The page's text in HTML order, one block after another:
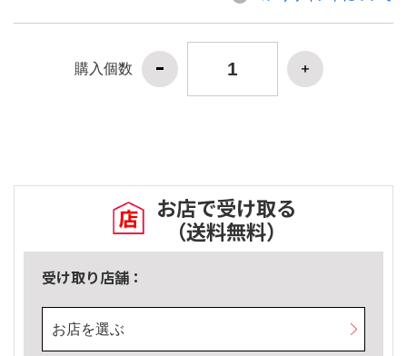
購入個数
お店で受け取る
（送料無料）
受け取り店舗：
お店を選ぶ